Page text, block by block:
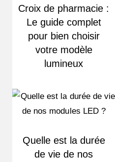
Croix de pharmacie :
Le guide complet
pour bien choisir
votre modèle
lumineux
Quelle est la durée
de vie de nos